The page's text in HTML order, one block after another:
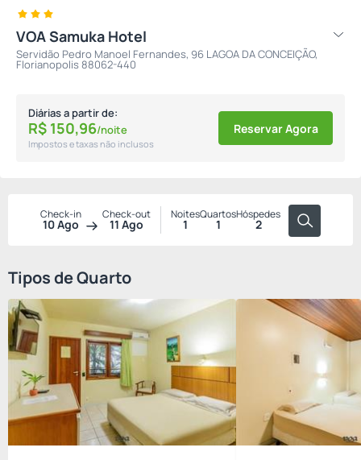
VOA Samuka Hotel
Servidão Pedro Manoel Fernandes, 96 LAGOA DA CONCEIÇÃO,
Florianopolis 88062-440
Diárias a partir de:
R$ 150,96/noite
Impostos e taxas não inclusos
Reservar Agora
Check-in
10 Ago
Check-out
11 Ago
Noites
1
Quartos
1
Hóspedes
2
Tipos de Quarto